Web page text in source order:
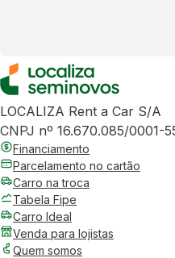
LOCALIZA Rent a Car S/A
CNPJ nº 16.670.085/0001-
Financiamento
Parcelamento no cartão
Carro na troca
Tabela Fipe
Carro Ideal
Venda para lojistas
Quem somos